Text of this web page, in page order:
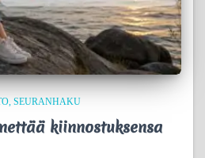
SEURANHAKU
kiinnostuksensa